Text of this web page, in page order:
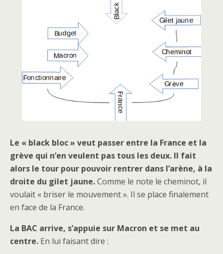
Le « black bloc » veut passer entre la France et la
grève qui n’en veulent pas tous les deux. Il fait
alors le tour pour pouvoir rentrer dans l’arène, à la
droite du gilet jaune.Comme le note le cheminot, il
voulait « briser le mouvement ». Il se place finalement
en face de la France.
La BAC arrive, s’appuie sur Macron et se met au
centre. En lui faisant dire :